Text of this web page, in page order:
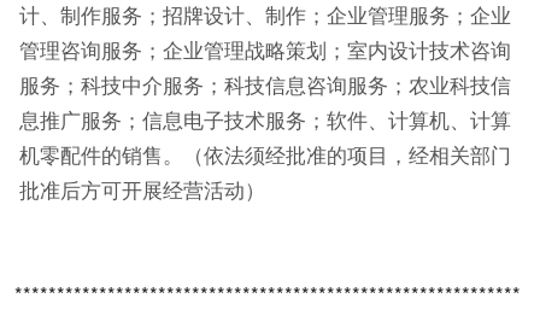
计、制作服务；招牌设计、制作；企业管理服务；企业
管理咨询服务；企业管理战略策划；室内设计技术咨询
服务；科技中介服务；科技信息咨询服务；农业科技信
息推广服务；信息电子技术服务；软件、计算机、计算
机零配件的销售。（依法须经批准的项目，经相关部门
批准后方可开展经营活动）
************************************************************